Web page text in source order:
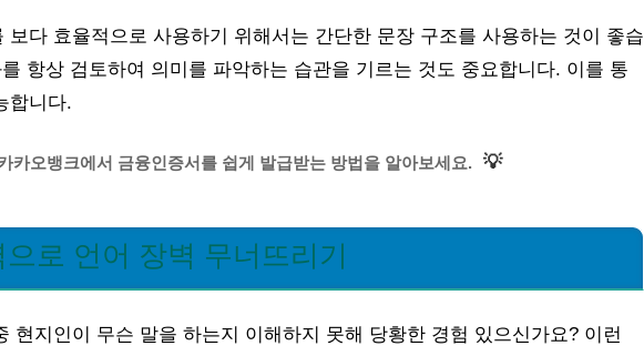
보다 효율적으로 사용하기 위해서는 간단한 문장 구조를 사용하는 것이 좋습
항상 검토하여 의미를 파악하는 습관을 기르는 것도 중요합니다. 이를 통
합니다.
카오뱅크에서 금융인증서를 쉽게 발급받는 방법을 알아보세요. 💡
로 언어 장벽 무너뜨리기
현지인이 무슨 말을 하는지 이해하지 못해 당황한 경험 있으신가요? 이런